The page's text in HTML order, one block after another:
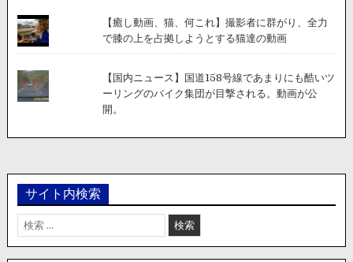
【癒し動画、猫、何これ】撮影者に群がり、全力
で膝の上を占拠しようとする猫達の動画
【国内ニュース】国道158号線であまりにも酷いツ
ーリングのバイク集団が目撃される。動画が公
開。
サイト内検索
検
索: